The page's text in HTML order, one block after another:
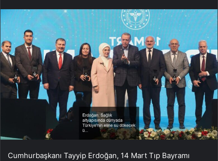
Cumhurbaşkanı Tayyip Erdoğan, 14 Mart Tıp Bayramı